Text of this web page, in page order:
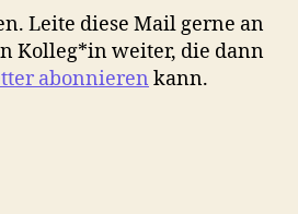
Leite diese Mail gerne an
n Kolleg*in weiter, die dann
abonnieren kann.